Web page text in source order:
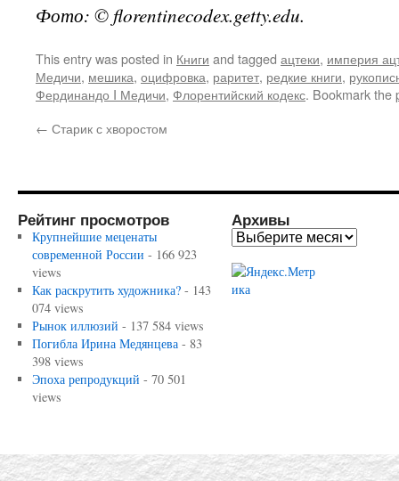
Фото: © florentinecodex.getty.edu.
This entry was posted in Книги and tagged ацтеки, империя
Медичи, мешика, оцифровка, раритет, редкие книги,
Фердинандо I Медичи, Флорентийский кодекс. Bookmark the
← Старик с хворостом
Рейтинг просмотров
Крупнейшие меценаты
современной России - 166 923
views
Как раскрутить художника?- 143
074 views
Рынок иллюзий - 137 584 views
Погибла Ирина Медянцева- 83
398 views
Эпоха репродукций - 70 501
views
Архивы